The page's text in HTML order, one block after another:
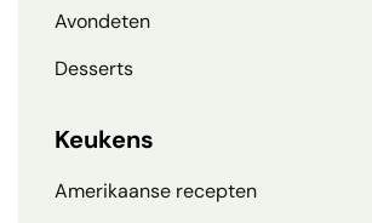
Avondeten
Desserts
Keukens
Amerikaanse recepten